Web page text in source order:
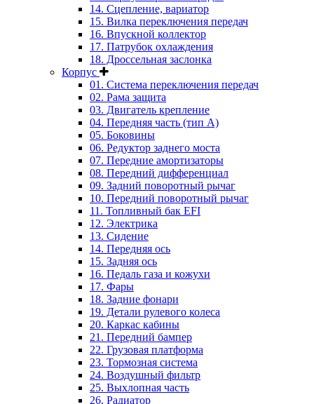
14. Сцепление, вариатор
15. Вилка переключения передач
16. Впускной коллектор
17. Патрубок охлаждения
18. Дроссельная заслонка
Корпус
01. Система переключения передач
02. Рама защита
03. Двигатель крепление
04. Передняя часть (тип А)
05. Боковины
06. Редуктор заднего моста
07. Передние амортизаторы
08. Передний дифференциал
09. Задний поворотный рычаг
10. Передний поворотный рычаг
11. Топливный бак EFI
12. Электрика
13. Сидение
14. Передняя ось
15. Задняя ось
16. Педаль газа и кожухи
17. Фары
18. Задние фонари
19. Детали рулевого колеса
20. Каркас кабины
21. Передний бампер
22. Грузовая платформа
23. Тормозная система
24. Воздушный фильтр
25. Выхлопная часть
26. Радиатор